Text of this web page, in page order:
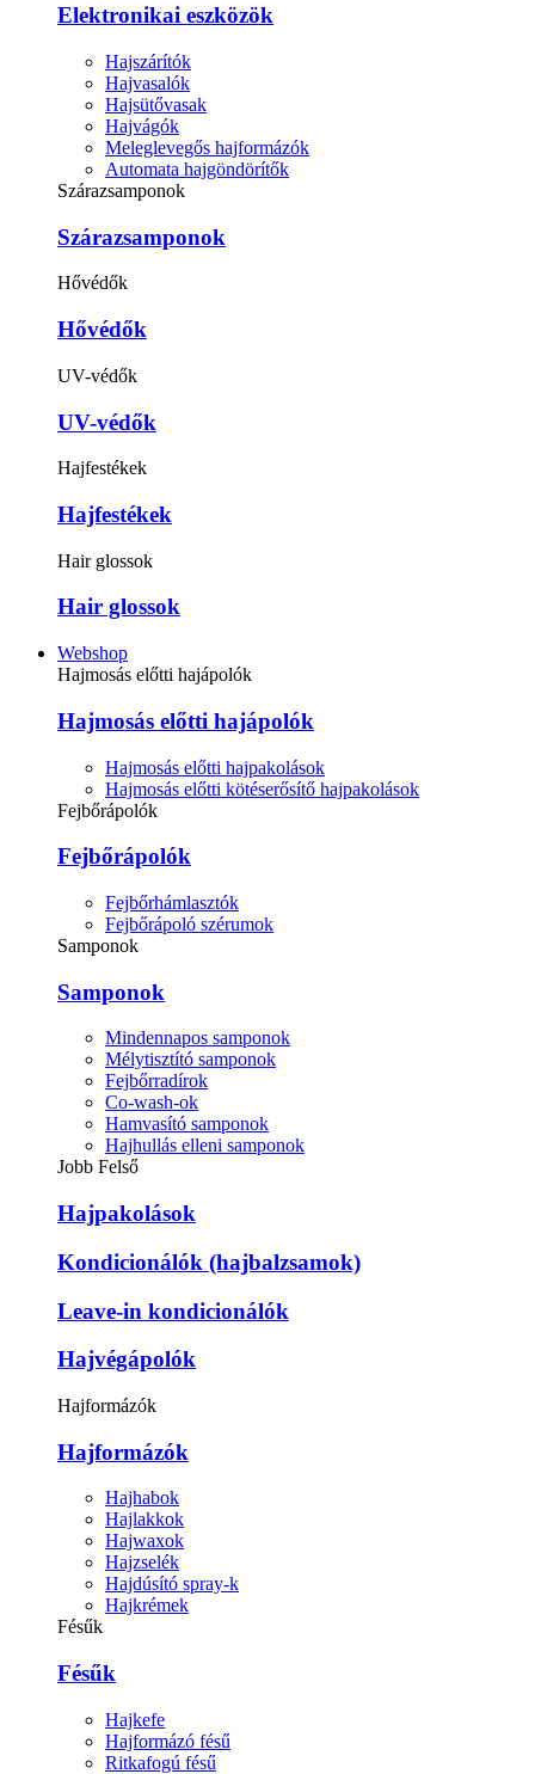
Elektronikai eszközök
Hajszárítók
Hajvasalók
Hajsütővasak
Hajvágók
Meleglevegős hajformázók
Automata hajgöndörítők
Szárazsamponok
Szárazsamponok
Hővédők
Hővédők
UV-védők
UV-védők
Hajfestékek
Hajfestékek
Hair glossok
Hair glossok
Webshop
Hajmosás előtti hajápolók
Hajmosás előtti hajápolók
Hajmosás előtti hajpakolások
Hajmosás előtti kötéserősítő hajpakolások
Fejbőrápolók
Fejbőrápolók
Fejbőrhámlasztók
Fejbőrápoló szérumok
Samponok
Samponok
Mindennapos samponok
Mélytisztító samponok
Fejbőrradírok
Co-wash-ok
Hamvasító samponok
Hajhullás elleni samponok
Jobb Felső
Hajpakolások
Kondicionálók (hajbalzsamok)
Leave-in kondicionálók
Hajvégápolók
Hajformázók
Hajformázók
Hajhabok
Hajlakkok
Hajwaxok
Hajzselék
Hajdúsító spray-k
Hajkrémek
Fésűk
Fésűk
Hajkefe
Hajformázó fésű
Ritkafogú fésű